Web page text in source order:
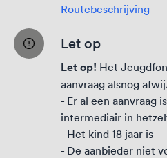
Routebeschrijving
Let op
Let op! Het
aanvraag alsnog
- Er al een aanvraag
intermediair in
- Het kind 18 jaar is
- De aanbieder niet